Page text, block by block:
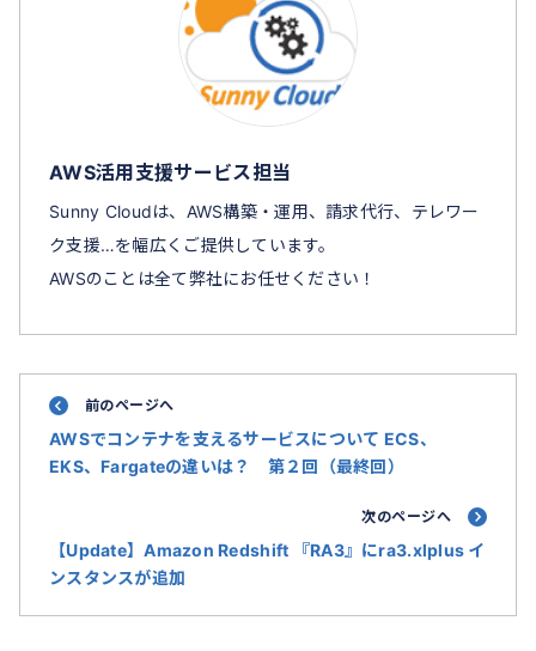
AWS活用支援サービス担当
Sunny Cloudは、AWS構築・運用、請求代行、テレワー
ク支援…を幅広くご提供しています。
AWSのことは全て弊社にお任せください！
前のページへ
AWSでコンテナを支えるサービスについて ECS、
EKS、Fargateの違いは？ 第２回（最終回）
次のページへ
【Update】Amazon Redshift 『RA3』にra3.xlplus イ
ンスタンスが追加